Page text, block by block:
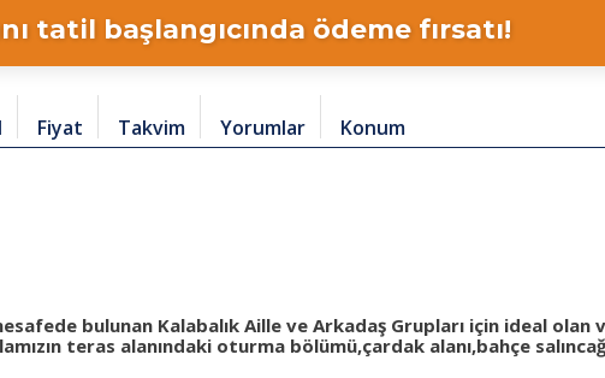
tatil başlangıcında ödeme fırsatı!
Fiyat Takvim Yorumlar Konum
bulunan Kalabalık Aille ve Arkadaş Grupları için ideal olan
teras alanındaki oturma bölümü,çardak alanı,bahçe